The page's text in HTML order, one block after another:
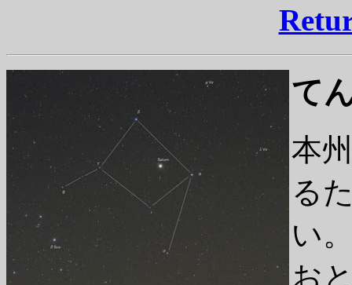
て
本
る
い
お